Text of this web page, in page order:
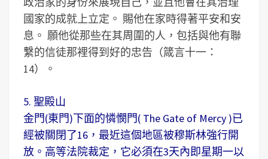
國家的成就上立定。 賜他在家時得著平安和安
息。 願他從那些在其周圍的人，包括與他有聯
繫的信徒那裡得到好的忠告（箴言十一：
14）。
5. 聖殿山
金門(東門)下面的憐憫門( The Gate of Mercy )已
經被關閉了16，最近這個地區被穆斯林強行開
放。高等法院裁定，它必須在3天內即星期一以